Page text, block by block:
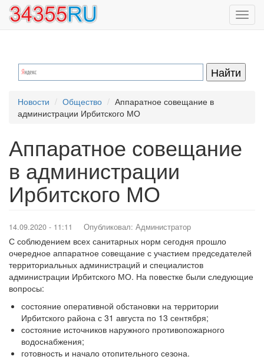
Перейти
основному
Новости Общество
Аппаратное совещание в
администрации Ирбитского МО
Аппаратное совещание
в администрации
Ирбитского МО
14.09.2020 - 11:11 Опубликовал: Администратор
С соблюдением всех санитарных норм сегодня прошло
очередное аппаратное совещание с участием председателей
территориальных администраций и специалистов
администрации Ирбитского МО. На повестке были следующие
вопросы:
состояние оперативной обстановки на территории
Ирбитского района с 31 августа по 13 сентября;
состояние источников наружного противопожарного
водоснабжения;
готовность и начало отопительного сезона.